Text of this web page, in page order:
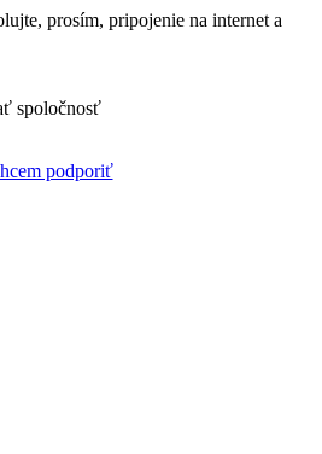
prosím, pripojenie na internet a
spoločnosť
podporiť